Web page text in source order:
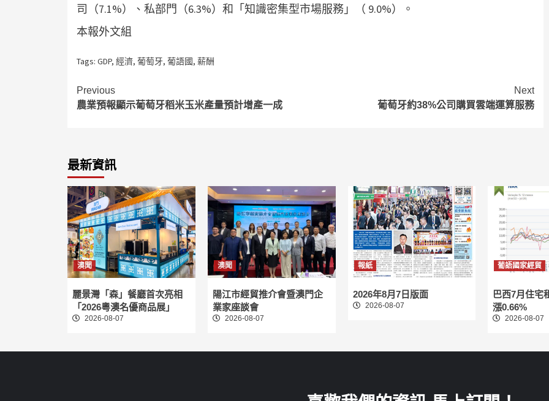
司（7.1%）、私部門（6.3%）和「知識密集型市場服務」（ 9.0%）。
本報外文組
Tags: GDP, 經濟, 葡萄牙, 葡語國, 薪酬
Continue
Reading
Previous
農業預報顯示葡萄牙稻米玉米產量預計增產一成
Next
葡萄牙約38%公司購買雲端運算服務
最新資訊
澳聞
麗景灣「森」餐廳首次亮相
「2026粵澳名優商品展」
2026-08-07
澳聞
陽江市經貿推介會暨澳門企
業家座談會
2026-08-07
報紙
2026年8月7日版面
2026-08-07
葡語國家經貿
巴西7月住宅
漲0.66%
2026-08-07